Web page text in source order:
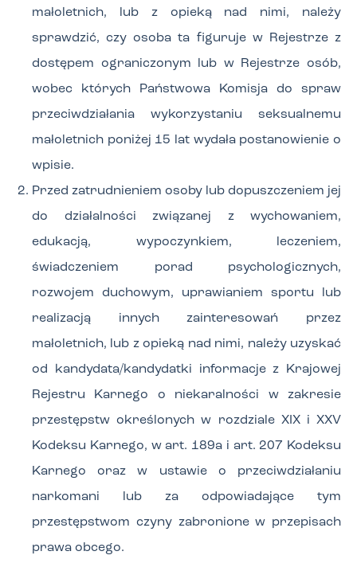
małoletnich, lub z opieką nad nimi, należy
sprawdzić, czy osoba ta figuruje w Rejestrze z
dostępem ograniczonym lub w Rejestrze osób,
wobec których Państwowa Komisja do spraw
przeciwdziałania wykorzystaniu seksualnemu
małoletnich poniżej 15 lat wydała postanowienie o
wpisie.
Przed zatrudnieniem osoby lub dopuszczeniem jej
do działalności związanej z wychowaniem,
edukacją, wypoczynkiem, leczeniem,
świadczeniem porad psychologicznych,
rozwojem duchowym, uprawianiem sportu lub
realizacją innych zainteresowań przez
małoletnich, lub z opieką nad nimi, należy uzyskać
od kandydata/kandydatki informacje z Krajowej
Rejestru Karnego o niekaralności w zakresie
przestępstw określonych w rozdziale XIX i XXV
Kodeksu Karnego, w art. 189a i art. 207 Kodeksu
Karnego oraz w ustawie o przeciwdziałaniu
narkomani lub za odpowiadające tym
przestępstwom czyny zabronione w przepisach
prawa obcego.